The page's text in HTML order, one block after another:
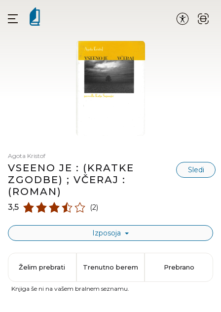
Agota Kristof
VSEENO JE : (KRATKE
ZGODBE) ; VČERAJ :
(ROMAN)
Sledi
3,5 (2)
Izposoja
Želim prebrati Trenutno berem Prebrano
Knjiga še ni na vašem bralnem seznamu.